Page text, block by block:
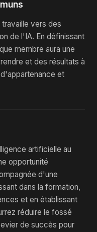
vers des
de l'IA. En définissant
membre aura une
et des résultats à
et
artificielle au
opportunité
d'une
dans la formation,
et en établissant
réduire le fossé
de succès pour